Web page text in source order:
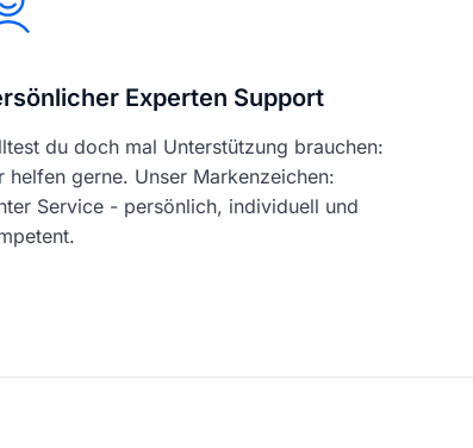
Experten Support
du doch mal Unterstützung brauchen:
helfen gerne. Unser Markenzeichen:
Service - persönlich, individuell und